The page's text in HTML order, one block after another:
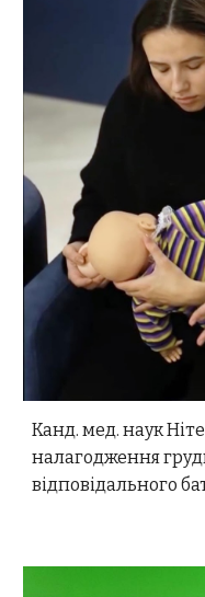
Канд. мед. наук
налагодження
відповідального